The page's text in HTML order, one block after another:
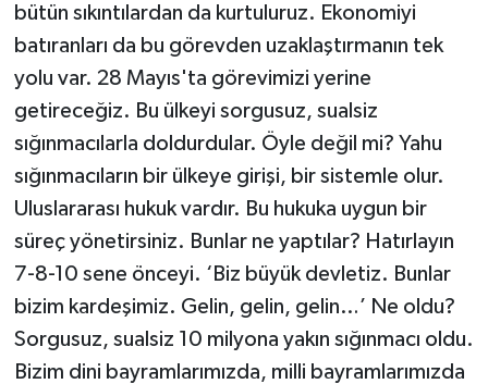
bütün sıkıntılardan da kurtuluruz. Ekonomiyi
batıranları da bu görevden uzaklaştırmanın tek
yolu var. 28 Mayıs'ta görevimizi yerine
getireceğiz. Bu ülkeyi sorgusuz, sualsiz
sığınmacılarla doldurdular. Öyle değil mi? Yahu
sığınmacıların bir ülkeye girişi, bir sistemle olur.
Uluslararası hukuk vardır. Bu hukuka uygun bir
süreç yönetirsiniz. Bunlar ne yaptılar? Hatırlayın
7-8-10 sene önceyi. ‘Biz büyük devletiz. Bunlar
bizim kardeşimiz. Gelin, gelin, gelin…’ Ne oldu?
Sorgusuz, sualsiz 10 milyona yakın sığınmacı oldu.
Bizim dini bayramlarımızda, milli bayramlarımızda